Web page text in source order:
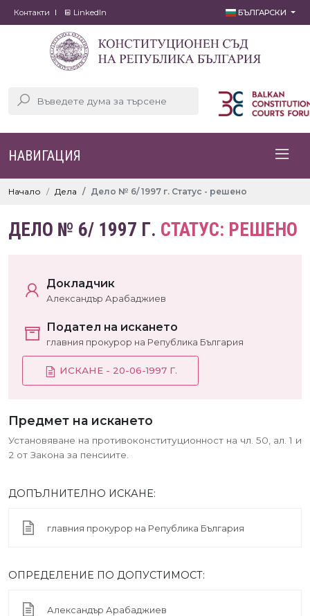
Контакти LinkedIn БЪЛГАРСКИ
НАВИГАЦИЯ
Начало Дела Дело № 6/ 1997 г. Статус - решено
ДЕЛО № 6/ 1997 Г. СТАТУС: РЕШЕНО
Докладчик
Александър Арабаджиев
Подател на искането
главния прокурор на Република България
ИСКАНЕ - 20-06-1997 Г.
Предмет на искането
Установяване на противоконституционност на чл. 50, ал. 1 и
2 от Закона за пенсиите.
ДОПЪЛНИТЕЛНО ИСКАНЕ:
главния прокурор на Република България
ОПРЕДЕЛЕНИЕ ПО ДОПУСТИМОСТ:
Александър Арабаджиев